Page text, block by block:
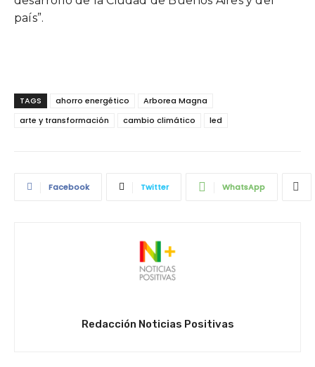
país”.
TAGS ahorro energético
Arborea Magna
arte y transformación
cambio climático led
Facebook Twitter WhatsApp
Redacción Noticias Positivas